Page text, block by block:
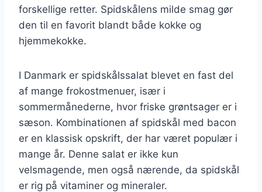
forskellige retter. Spidskålens milde smag gør
den til en favorit blandt både kokke og
hjemmekokke.
I Danmark er spidskålssalat blevet en fast del
af mange frokostmenuer, især i
sommermånederne, hvor friske grøntsager er i
sæson. Kombinationen af spidskål med bacon
er en klassisk opskrift, der har været populær i
mange år. Denne salat er ikke kun
velsmagende, men også nærende, da spidskål
er rig på vitaminer og mineraler.